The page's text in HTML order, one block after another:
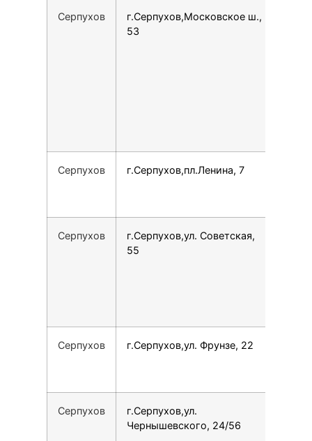
Серпухов
г.Серпухов,Московское ш.,
53
Серпухов г.Серпухов,пл.Ленина, 7
Серпухов
г.Серпухов,ул. Советская,
55
Серпухов г.Серпухов,ул. Фрунзе, 22
Серпухов
г.Серпухов,ул.
Чернышевского, 24/56